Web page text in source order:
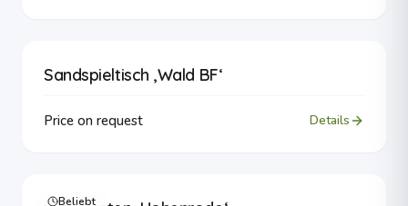
Sandspieltisch ‚Wald BF‘
Price on request Details
Beliebt